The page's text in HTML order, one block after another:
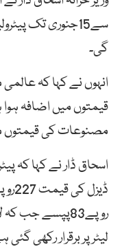
سے15جنوری تک
گی۔
انہوں نے کہا کہ
قیمتوں میں اضافہ
مصنوعات کی قیمتوں
لیٹر پر برقرار رکھی گئی